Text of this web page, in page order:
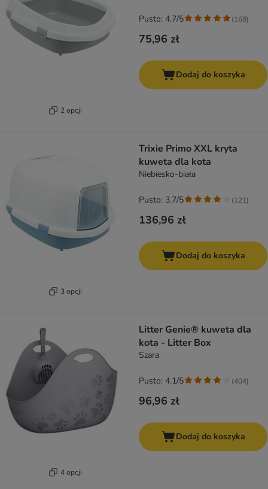
2 opcji
75,96 zł
Pusto: 4.7/5 (168)
Dodaj do koszyka
3 opcji
Trixie Primo XXL kryta
kuweta dla kota
Niebiesko-biała
136,96 zł
Pusto: 3.7/5 (121)
Dodaj do koszyka
4 opcji
Litter Genie® kuweta dla
kota - Litter Box
Szara
96,96 zł
Pusto: 4.1/5 (404)
Dodaj do koszyka